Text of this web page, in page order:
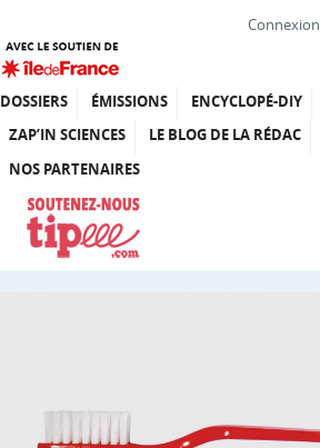
Connexion
DOSSIERS ÉMISSIONS ENCYCLOPÉ-DIY
ZAP’IN SCIENCES
LE BLOG DE LA RÉDAC
NOS PARTENAIRES